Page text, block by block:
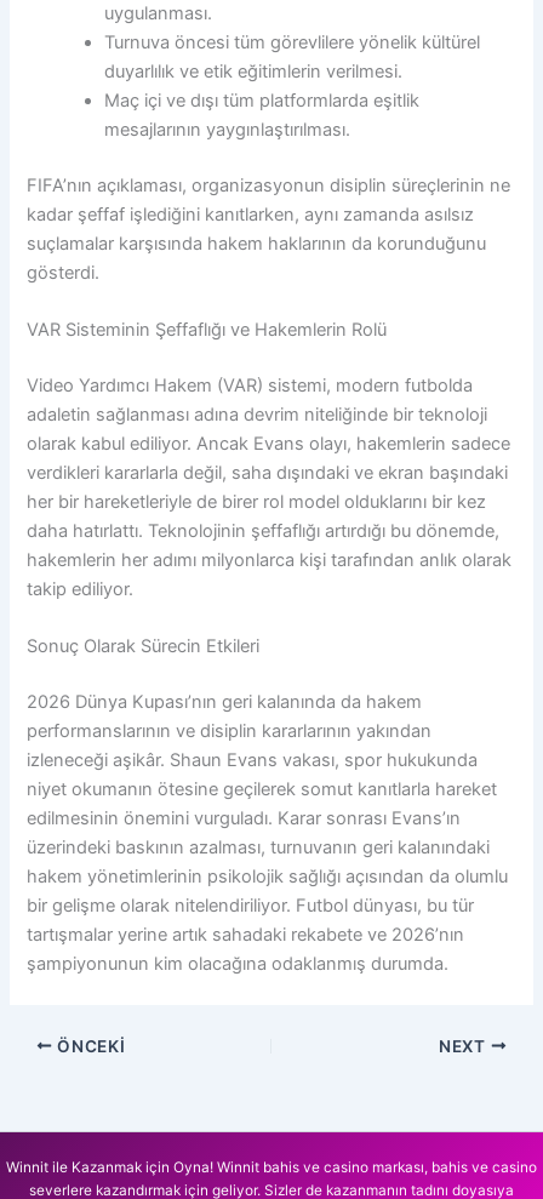
uygulanması.
Turnuva öncesi tüm görevlilere yönelik kültürel
duyarlılık ve etik eğitimlerin verilmesi.
Maç içi ve dışı tüm platformlarda eşitlik
mesajlarının yaygınlaştırılması.
FIFA’nın açıklaması, organizasyonun disiplin süreçlerinin ne
kadar şeffaf işlediğini kanıtlarken, aynı zamanda asılsız
suçlamalar karşısında hakem haklarının da korunduğunu
gösterdi.
VAR Sisteminin Şeffaflığı ve Hakemlerin Rolü
Video Yardımcı Hakem (VAR) sistemi, modern futbolda
adaletin sağlanması adına devrim niteliğinde bir teknoloji
olarak kabul ediliyor. Ancak Evans olayı, hakemlerin sadece
verdikleri kararlarla değil, saha dışındaki ve ekran başındaki
her bir hareketleriyle de birer rol model olduklarını bir kez
daha hatırlattı. Teknolojinin şeffaflığı artırdığı bu dönemde,
hakemlerin her adımı milyonlarca kişi tarafından anlık olarak
takip ediliyor.
Sonuç Olarak Sürecin Etkileri
2026 Dünya Kupası’nın geri kalanında da hakem
performanslarının ve disiplin kararlarının yakından
izleneceği aşikâr. Shaun Evans vakası, spor hukukunda
niyet okumanın ötesine geçilerek somut kanıtlarla hareket
edilmesinin önemini vurguladı. Karar sonrası Evans’ın
üzerindeki baskının azalması, turnuvanın geri kalanındaki
hakem yönetimlerinin psikolojik sağlığı açısından da olumlu
bir gelişme olarak nitelendiriliyor. Futbol dünyası, bu tür
tartışmalar yerine artık sahadaki rekabete ve 2026’nın
şampiyonunun kim olacağına odaklanmış durumda.
ÖNCEKI NEXT
Winnit ile Kazanmak için Oyna! Winnit bahis ve casino markası, bahis ve casino
severlere kazandırmak için geliyor. Sizler de kazanmanın tadını doyasıya